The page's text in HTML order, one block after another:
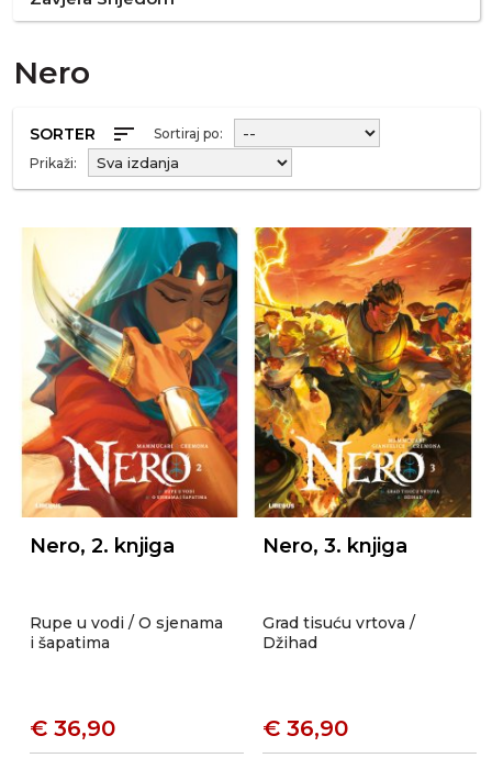
Nero
SORTER sort
Sortiraj po:
Prikaži:
Nero, 2. knjiga
Rupe u vodi / O sjenama
i šapatima
€ 36,90
Nero, 3. knjiga
Grad tisuću vrtova /
Džihad
€ 36,90